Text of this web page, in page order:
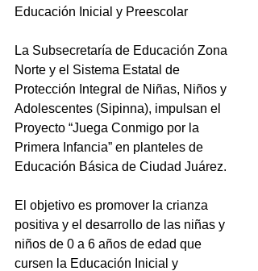
Educación Inicial y Preescolar
La Subsecretaría de Educación Zona
Norte y el Sistema Estatal de
Protección Integral de Niñas, Niños y
Adolescentes (Sipinna), impulsan el
Proyecto “Juega Conmigo por la
Primera Infancia” en planteles de
Educación Básica de Ciudad Juárez.
El objetivo es promover la crianza
positiva y el desarrollo de las niñas y
niños de 0 a 6 años de edad que
cursen la Educación Inicial y